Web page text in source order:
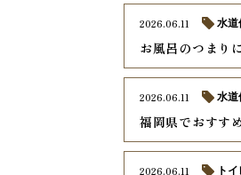
お風呂のつまり
2026.06.11 水道
福岡県でおすす
2026.06.11 水道
2026.06.11 ト